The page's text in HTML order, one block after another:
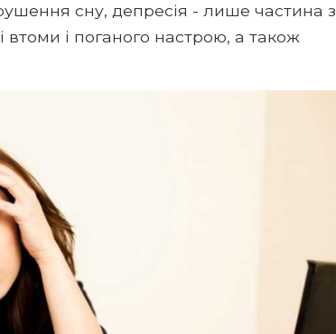
сну, депресія - лише частина з
втоми і поганого настрою, а також